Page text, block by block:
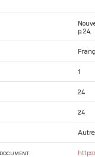
p. 24.
1
24
24
Autre